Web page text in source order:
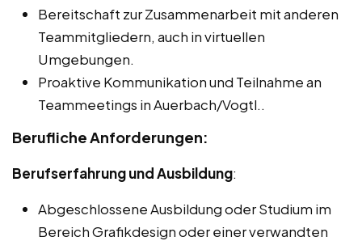
Bereitschaft zur Zusammenarbeit mit anderen
Teammitgliedern, auch in virtuellen
Umgebungen.
Proaktive Kommunikation und Teilnahme an
Teammeetings in Auerbach/Vogtl..
Berufliche Anforderungen:
Berufserfahrung und Ausbildung:
Abgeschlossene Ausbildung oder Studium im
Bereich Grafikdesign oder einer verwandten